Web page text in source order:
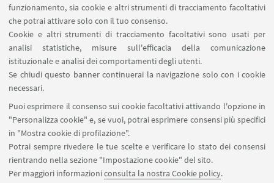
funzionamento, sia cookie e altri strumenti di tracciamento facoltativi
che potrai attivare solo con il tuo consenso.
Cookie e altri strumenti di tracciamento facoltativi sono usati per
analisi statistiche, misure sull'efficacia della comunicazione
istituzionale e analisi dei comportamenti degli utenti.
Se chiudi questo banner continuerai la navigazione solo con i cookie
necessari.
Puoi esprimere il consenso sui cookie facoltativi attivando l'opzione in
"Personalizza cookie" e, se vuoi, potrai esprimere consensi più specifici
in "Mostra cookie di profilazione".
Potrai sempre rivedere le tue scelte e verificare lo stato dei consensi
rientrando nella sezione "Impostazione cookie" del sito.
Per maggiori informazioniconsulta la nostra Cookie policy.
U-Web Missioni
AlmaEsami
AlmaWifi
Proxy: connessione da remoto
InfoPoint Azzo Gardino
SEGUI UNIBO SU:
APP: